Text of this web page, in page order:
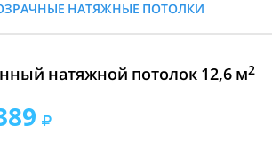
НАТЯЖНЫЕ ПОТОЛКИ
натяжной потолок 12,6 м2